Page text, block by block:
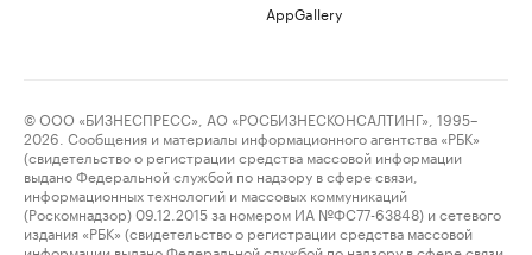
AppGallery
© ООО «БИЗНЕСПРЕСС», АО «РОСБИЗНЕСКОНСАЛТИНГ», 1995–
2026. Сообщения и материалы информационного агентства «РБК»
(свидетельство о регистрации средства массовой информации
выдано Федеральной службой по надзору в сфере связи,
информационных технологий и массовых коммуникаций
(Роскомнадзор) 09.12.2015 за номером ИА №ФС77-63848) и сетевого
издания «РБК» (свидетельство о регистрации средства массовой